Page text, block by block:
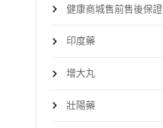
健康商城售前售後保證
印度藥
增大丸
壯陽藥